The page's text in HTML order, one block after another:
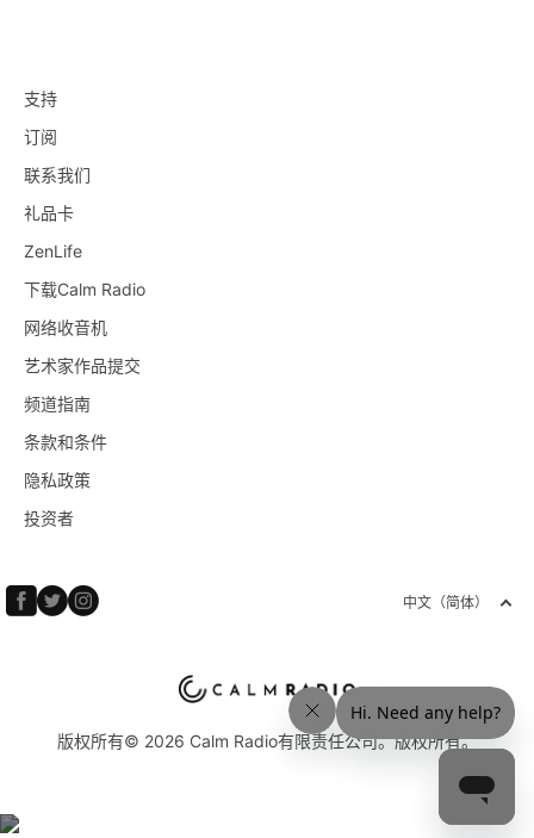
支持
订阅
联系我们
礼品卡
ZenLife
下载Calm Radio
网络收音机
艺术家作品提交
频道指南
条款和条件
隐私政策
投资者
中文（简体）
版权所有© 2026 Calm Radio有限责任公司。版权所有。